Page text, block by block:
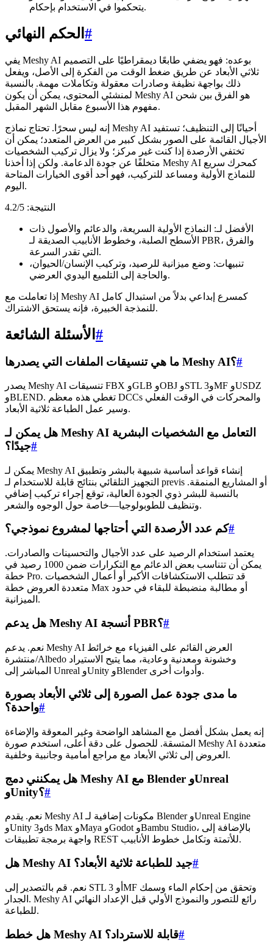
يتحكموا في الاستخدام بإحكام.
الحكم النهائي #
يفي Meshy AI بوعده: فهو يضفي طابعًا ديمقراطيًا على التصميم
ثلاثي الأبعاد عن طريق ضغط الوقت من الفكرة إلى الأصل، ويفعل
ذلك بواجهة نظيفة وصادرات معقولة وتكاملات مهمة. بالنسبة
لمنشئي المحتوى، يمكن أن يكون Meshy AI هو الفرق بين شحن
مفهوم هذا الأسبوع مقابل الشهر المقبل.
إنه ليس سحرًا. تحتاج نماذج Meshy AI أحيانًا إلى التنظيف؛ تستفيد
الأجيال القائمة على الصور بشكل كبير من العرض المتعدد؛ يمكن أن
تختفي الأرصدة إذا كنت غير مركز؛ ولا يزال تركيب الشخصيات
متخلفًا عن جودة الدعامة. ولكن إذا أخذنا Meshy AI كمحرك سريع
للنماذج الأولية ومساعد للتركيب، فهو أحد أقوى الخيارات المتاحة
اليوم.
النتيجة: 4.2/5
الأفضل لـ: النماذج الأولية السريعة، والدعائم والأصول ذات
الأسطح الصلبة، وخطوط الأنابيب الصديقة لـ PBR، والفرق
التي تقدر السرعة.
تنبيهات: وضع ميزانية للرصيد، وتركيب الإنسان/الحيوان،
والحاجة إلى التلميع اليدوي العرضي.
إذا تعاملت مع Meshy AI كمسرع إبداعي بدلاً من استبدال كامل
للنمذجة الخبيرة، فإنه يستحق الاشتراك.
الأسئلة الشائعة #
ما هي تنسيقات الملفات التي يصدرها Meshy AI؟#
يصدر Meshy AI تنسيقات FBX وGLB وOBJ وSTL و3MF وUSDZ
وBLEND. تغطي هذه معظم DCCs والمحركات في الوقت الفعلي
وسير عمل الطباعة ثلاثية الأبعاد.
هل يمكن لـ Meshy AI التعامل مع الشخصيات البشرية
جيدًا؟#
يمكن لـ Meshy AI إنشاء قواعد أساسية شبيهة بالبشر وتطبيق
التجهيز التلقائي بنتائج قابلة للاستخدام لـ previs أو المشاريع المنمقة.
بالنسبة للبشر ذوي الجودة العالية، توقع إجراء تركيب إضافي
وتنظيف للطوبولوجيا—خاصة حول الوجوه والشعر.
كم عدد الأرصدة التي أحتاجها لمشروع نموذجي؟#
يعتمد استخدام الرصيد على عدد الأجيال والتحسينات والصادرات.
يمكن أن تتناسب بعض الدعائم مع التكرارات ضمن 1000 رصيد في
خطة Pro. قد تتطلب الاستكشافات الأكبر أو أعمال الشخصيات
متعددة العروض خطة Max أو مطالبة منضبطة للبقاء في حدود
الميزانية.
هل يدعم Meshy AI أنسجة PBR؟#
نعم. يدعم Meshy AI العرض القائم على الفيزياء مع خرائط
منتشرة/Albedo وخشونة ومعدنية وعادية، مما يتيح الاستيراد
المباشر إلى Unreal وUnity وBlender وأدوات أخرى.
ما مدى جودة عمل الصورة إلى ثلاثي الأبعاد بصورة
واحدة؟#
إنه يعمل بشكل أفضل مع المشاهد الواضحة وغير المعوقة والإضاءة
المتسقة. للحصول على دقة أعلى، استخدم صورة Meshy AI متعددة
العروض إلى ثلاثي الأبعاد مع مراجع أمامية وجانبية وخلفية.
هل يمكنني دمج Meshy AI مع Blender وUnreal
وUnity؟#
نعم. يقدم Meshy AI مكونات إضافية لـ Blender وUnreal Engine
وUnity و3ds Max وMaya وGodot وBambu Studio، بالإضافة إلى
واجهة برمجة تطبيقات REST للأتمتة وتكامل خطوط الأنابيب.
هل Meshy AI جيد للطباعة ثلاثية الأبعاد؟#
نعم. قم بالتصدير إلى STL أو 3MF وتحقق من إحكام الماء وسمك
الجدار. Meshy AI رائع للتصور والنموذج الأولي قبل الإعداد النهائي
للطباعة.
هل خطط Meshy AI قابلة للاسترداد؟#